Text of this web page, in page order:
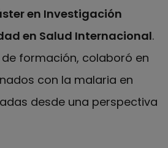
en Investigación
en Salud Internacional.
formación, colaboró en
con la malaria en
desde una perspectiva